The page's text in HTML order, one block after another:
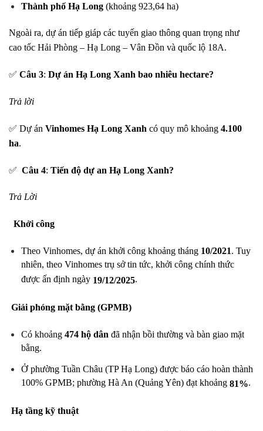
Thành phố Hạ Long(khoảng 923,64 ha)
Ngoài ra, dự án tiếp giáp các tuyến giao thông quan trọng như
cao tốc Hải Phòng – Hạ Long – Vân Đồn và quốc lộ 18A.
✅ Câu 3: Dự án Hạ Long Xanh bao nhiêu hectare?
Trả lời
✅ Dự án Vinhomes Hạ Long Xanh có quy mô khoảng 4.100
ha.
✅ Câu 4: Tiến độ dự an Hạ Long Xanh?
Trả Lời
Khởi công
Theo Vinhomes, dự án khởi công khoảng tháng 10/2021. Tuy
nhiên, theo Vinhomes trụ sở tin tức, khởi công chính thức
được ấn định ngày 19/12/2025.
Giải phóng mặt bằng (GPMB)
Có khoảng 474 hộ dân đã nhận bồi thường và bàn giao mặt
bằng.
Ở phường Tuần Châu (TP Hạ Long) được báo cáo hoàn thành
100% GPMB; phường Hà An (Quảng Yên) đạt khoảng 81%.
Hạ tầng kỹ thuật